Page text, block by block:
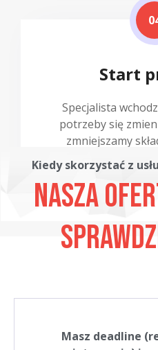
Start
Specjalista
potrzeby się
zmniejszamy
Kiedy skorzystać z
Nasza
Masz deadline